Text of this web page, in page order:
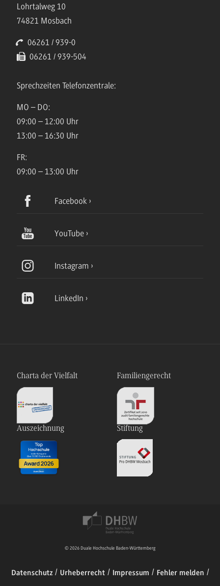
Lohrtalweg 10
74821 Mosbach
06261 / 939-0
06261 / 939-504
Sprechzeiten Telefonzentrale:
MO – DO:
09:00 – 12:00 Uhr
13:00 – 16:30 Uhr
FR:
09:00 – 13:00 Uhr
Facebook
YouTube
Instagram
LinkedIn
Charta der Vielfalt Familiengerecht
Auszeichnung Stiftung
© 2026 Duale Hochschule Baden-Württemberg
Datenschutz Urheberrecht Impressum Fehler melden